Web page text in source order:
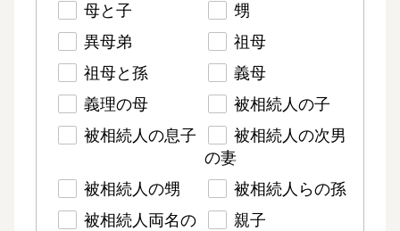
母と子
甥
異母弟
祖母
祖母と孫
義母
義理の母
被相続人の子
被相続人の息子
被相続人の次男
の妻
被相続人の甥
被相続人らの孫
被相続人両名の
親子